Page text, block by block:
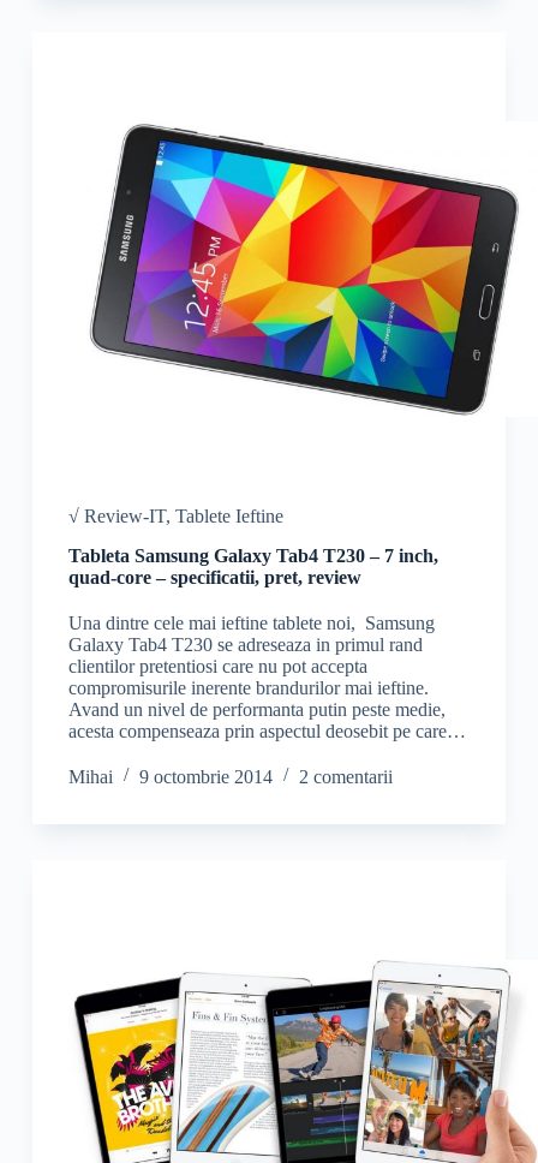
√ Review-IT, Tablete Ieftine
Tableta Samsung Galaxy Tab4 T230 – 7 inch,
quad-core – specificatii, pret, review
Una dintre cele mai ieftine tablete noi, Samsung
Galaxy Tab4 T230 se adreseaza in primul rand
clientilor pretentiosi care nu pot accepta
compromisurile inerente brandurilor mai ieftine.
Avand un nivel de performanta putin peste medie,
acesta compenseaza prin aspectul deosebit pe care…
Mihai 9 octombrie 2014 2 comentarii